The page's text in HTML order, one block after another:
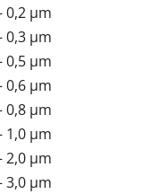
0,2 µm
0,3 µm
0,5 µm
0,6 µm
0,8 µm
1,0 µm
2,0 µm
3,0 µm